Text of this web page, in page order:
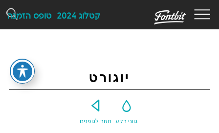
F קטלוג 2024 טופס הזמנה
יוגורט
Y
חזור לגופנים
G
גווני רקע